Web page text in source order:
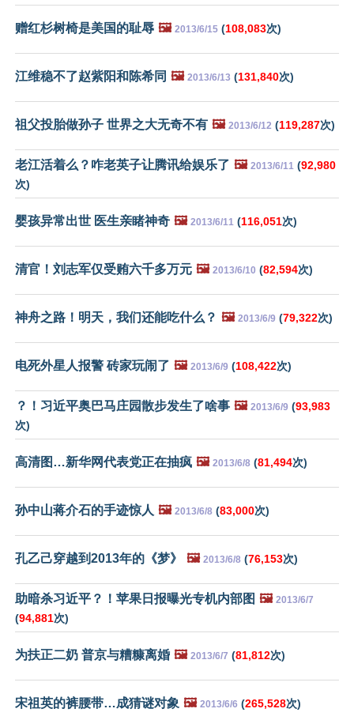
赠红杉树椅是美国的耻辱 🖼️ 2013/6/15 (108,083次)
江维稳不了赵紫阳和陈希同 🖼️ 2013/6/13 (131,840次)
祖父投胎做孙子 世界之大无奇不有 🖼️ 2013/6/12 (119,287次)
老江活着么？咋老英子让腾讯给娱乐了 🖼️ 2013/6/11 (92,980
次)
婴孩异常出世 医生亲睹神奇 🖼️ 2013/6/11 (116,051次)
清官！刘志军仅受贿六千多万元 🖼️ 2013/6/10 (82,594次)
神舟之路！明天，我们还能吃什么？ 🖼️ 2013/6/9 (79,322次)
电死外星人报警 砖家玩闹了 🖼️ 2013/6/9 (108,422次)
？！习近平奥巴马庄园散步发生了啥事 🖼️ 2013/6/9 (93,983
次)
高清图…新华网代表党正在抽疯 🖼️ 2013/6/8 (81,494次)
孙中山蒋介石的手迹惊人 🖼️ 2013/6/8 (83,000次)
孔乙己穿越到2013年的《梦》 🖼️ 2013/6/8 (76,153次)
助暗杀习近平？！苹果日报曝光专机内部图 🖼️ 2013/6/7
(94,881次)
为扶正二奶 普京与糟糠离婚 🖼️ 2013/6/7 (81,812次)
宋祖英的裤腰带…成猜谜对象 🖼️ 2013/6/6 (265,528次)